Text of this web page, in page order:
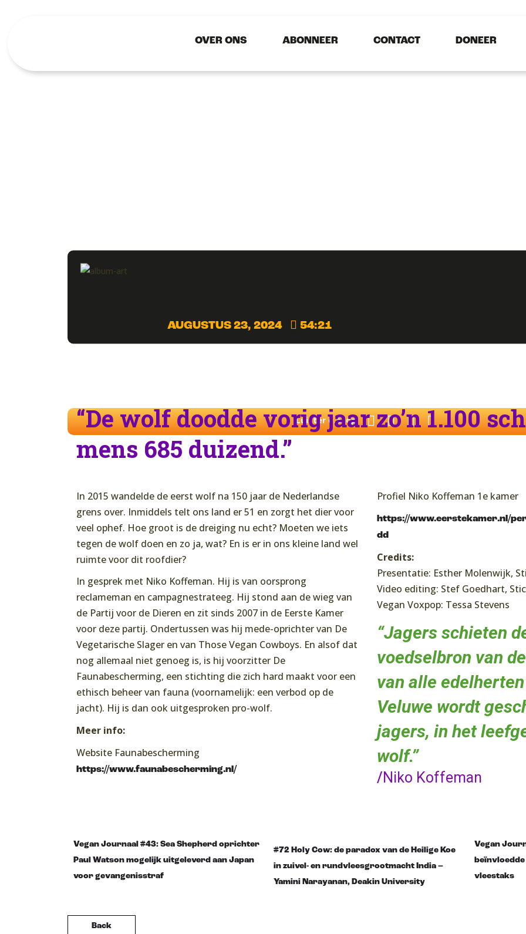
OVER ONS ABONNEER CONTACT DONEER
AUGUSTUS 23, 2024 54:21
Luister o.a. op:
“De wolf doodde vorig jaar zo’n 1.100
mens 685 duizend.”
In 2015 wandelde de eerst wolf na 150 jaar de Nederlandse
grens over. Inmiddels telt ons land er 51 en zorgt het dier voor
veel ophef. Hoe groot is de dreiging nu echt? Moeten we iets
tegen de wolf doen en zo ja, wat? En is er in ons kleine land wel
ruimte voor dit roofdier?
In gesprek met Niko Koffeman. Hij is van oorsprong
reclameman en campagnestrateeg. Hij stond aan de wieg van
de Partij voor de Dieren en zit sinds 2007 in de Eerste Kamer
voor deze partij. Ondertussen was hij mede-oprichter van De
Vegetarische Slager en van Those Vegan Cowboys. En alsof dat
nog allemaal niet genoeg is, is hij voorzitter De
Faunabescherming, een stichting die zich hard maakt voor een
ethisch beheer van fauna (voornamelijk: een verbod op de
jacht). Hij is dan ook uitgesproken pro-wolf.
Meer info:
Website Faunabescherming
https://www.faunabescherming.nl/
Profiel Niko Koffeman 1e kamer
https://www.eerstekamer.nl/
dd
Credits:
Presentatie: Esther Molenwijk,
Video editing: Stef Goedhart,
Vegan Voxpop: Tessa Stevens
“Jagers schieten
voedselbron van
van alle
Veluwe wordt
jagers, in het
wolf.”
/Niko Koffeman
Vegan Journaal #43: Sea Shepherd oprichter
Paul Watson mogelijk uitgeleverd aan Japan
voor gevangenisstraf
#72 Holy Cow: de paradox van de Heilige Koe
in zuivel- en rundvleesgrootmacht India –
Yamini Narayanan, Deakin University
Vegan
vleestaks
Back